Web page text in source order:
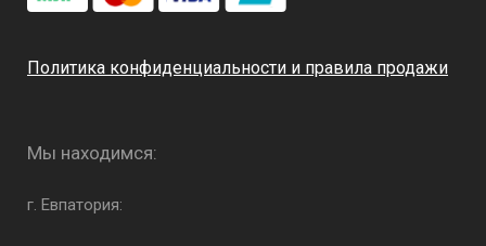
Политика конфиденциальности и правила продажи
Мы находимся:
г. Евпатория: